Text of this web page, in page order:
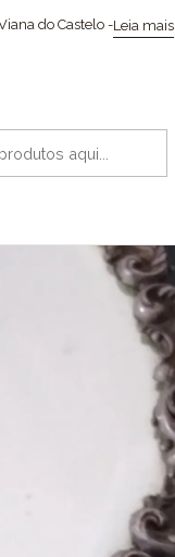
do Castelo -Leia mais
Início